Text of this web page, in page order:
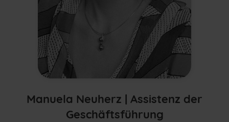
Manuela Neuherz | Assistenz der
Geschäftsführung